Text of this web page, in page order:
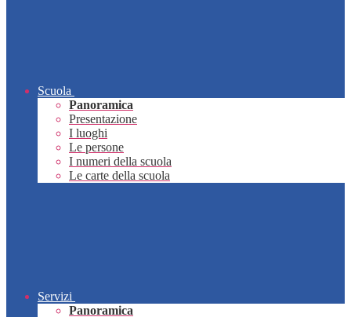
Scuola
Panoramica
Presentazione
I luoghi
Le persone
I numeri della scuola
Le carte della scuola
Servizi
Panoramica